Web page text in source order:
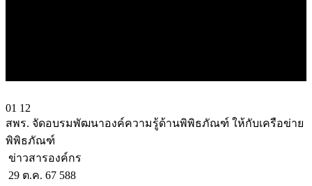
01 12
สพร. จัดอบรมพัฒนาองค์ความรู้ด้านพิพิธภัณฑ์ ให้กับเครือข่าย
พิพิธภัณฑ์
ข่าวสารองค์กร
29 ต.ค. 67 588